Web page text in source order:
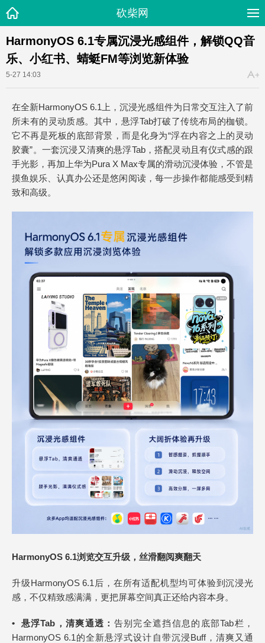
砍柴网
HarmonyOS 6.1专属沉浸光感组件，解锁QQ音
乐、小红书、蜻蜓FM等浏览新体验
5-27 14:03
在全新HarmonyOS 6.1上，沉浸光感组件为日常交互注入了前
所未有的灵动质感。其中，悬浮Tab打破了传统布局的枷锁。
它不再是死板的底部背景，而是化身为“浮在内容之上的灵动
胶囊”。一套沉浸又清爽的悬浮Tab，搭配灵动且有仪式感的跟
手光影，再加上华为Pura X Max专属的滑动沉浸体验，不管是
摸鱼娱乐、认真办公还是悠闲阅读，每一步操作都能感受到精
致和高级。
HarmonyOS 6.1浏览交互升级，丝滑翻阅爽翻天
升级HarmonyOS 6.1后，在所有适配机型均可体验到沉浸光
感，不仅精致感满满，更把屏幕空间真正还给内容本身。
• 悬浮Tab，清爽通透： 告别完全遮挡信息的底部Tab栏，
HarmonyOS 6.1的全新悬浮式设计自带沉浸Buff，清爽又通